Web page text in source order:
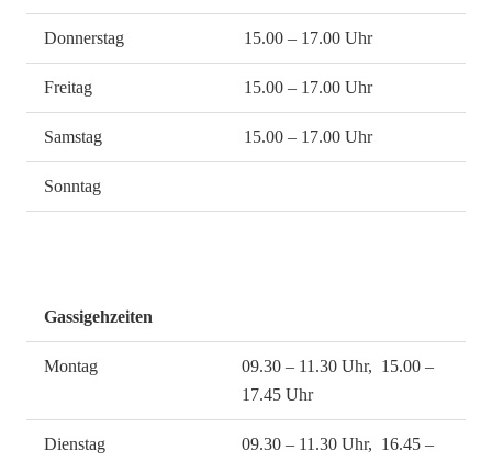
Donnerstag 15.00 – 17.00 Uhr
Freitag 15.00 – 17.00 Uhr
Samstag 15.00 – 17.00 Uhr
Sonntag
Gassigehzeiten
Montag
09.30 – 11.30 Uhr, 15.00 –
17.45 Uhr
Dienstag
09.30 – 11.30 Uhr, 16.45 –